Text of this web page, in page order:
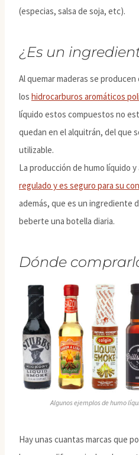
(especias, salsa de soja, etc).
¿Es un
Al quemar maderas se
los hidrocarburos aromáticos
líquido estos compuestos no
quedan en el alquitrán, del que
utilizable.
La producción de humo líquido y
regulado y es seguro para su
además, que es un ingrediente
beberte una botella diaria.
Dónde
Algunos ejemplos de humo
Hay unas cuantas marcas que